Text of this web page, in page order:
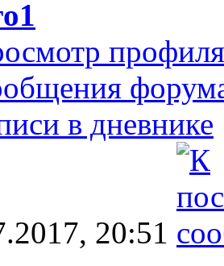
профиля
в дневнике
20:51